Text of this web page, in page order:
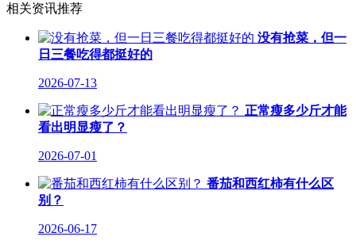
相关资讯推荐
没有抢菜，但一
日三餐吃得都挺好的
2026-07-13
正常瘦多少斤才能
看出明显瘦了？
2026-07-01
番茄和西红柿有什么区
别？
2026-06-17